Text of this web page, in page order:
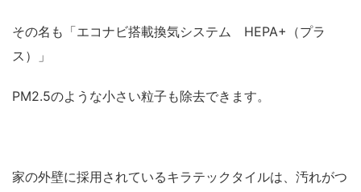
その名も「エコナビ搭載換気システム HEPA+（プラ
ス）」
PM2.5のような小さい粒子も除去できます。
家の外壁に採用されているキラテックタイルは、汚れがつ